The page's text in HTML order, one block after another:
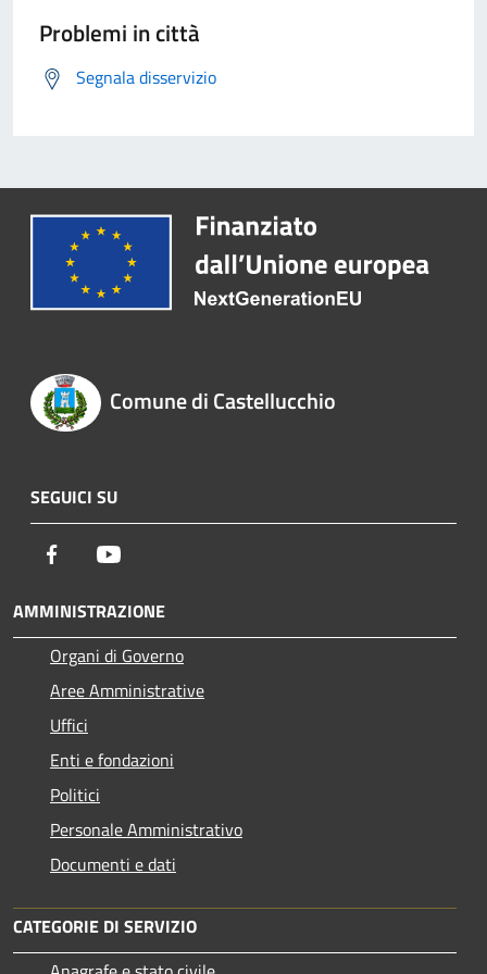
Problemi in città
Segnala disservizio
Comune di Castellucchio
SEGUICI SU
Facebook
AMMINISTRAZIONE
Organi di Governo
Aree Amministrative
Uffici
Enti e fondazioni
Politici
Personale Amministrativo
Documenti e dati
CATEGORIE DI SERVIZIO